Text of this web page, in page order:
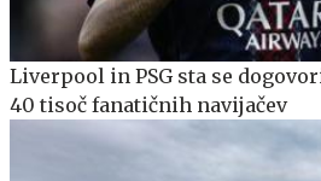
Liverpool in PSG sta se
40 tisoč fanatičnih navijačev